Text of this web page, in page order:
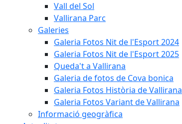
Vall del Sol
Vallirana Parc
Galeries
Galeria Fotos Nit de l'Esport 2024
Galeria Fotos Nit de l'Esport 2025
Queda't a Vallirana
Galeria de fotos de Cova bonica
Galeria Fotos Història de Vallirana
Galeria Fotos Variant de Vallirana
Informació geogràfica